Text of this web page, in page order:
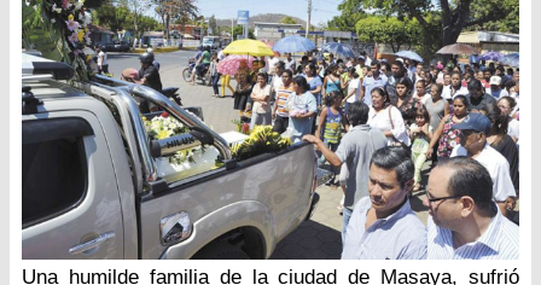
Una humilde familia de la ciudad de Masaya, sufrió